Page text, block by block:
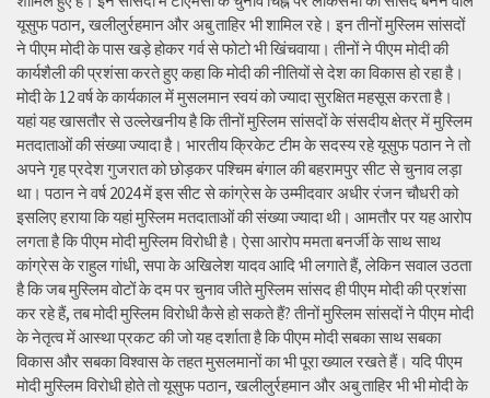
यूसुफ पठान, खलीलुर्रहमान और अबु ताहिर भी शामिल रहे। इन तीनों मुस्लिम सांसदों
ने पीएम मोदी के पास खड़े होकर गर्व से फोटो भी खिंचवाया। तीनों ने पीएम मोदी की
कार्यशैली की प्रशंसा करते हुए कहा कि मोदी की नीतियों से देश का विकास हो रहा है।
मोदी के 12 वर्ष के कार्यकाल में मुसलमान स्वयं को ज्यादा सुरक्षित महसूस करता है।
यहां यह खासतौर से उल्लेखनीय है कि तीनों मुस्लिम सांसदों के संसदीय क्षेत्र में मुस्लिम
मतदाताओं की संख्या ज्यादा है। भारतीय क्रिकेट टीम के सदस्य रहे यूसुफ पठान ने तो
अपने गृह प्रदेश गुजरात को छोड़कर पश्चिम बंगाल की बहरामपुर सीट से चुनाव लड़ा
था। पठान ने वर्ष 2024 में इस सीट से कांग्रेस के उम्मीदवार अधीर रंजन चौधरी को
इसलिए हराया कि यहां मुस्लिम मतदाताओं की संख्या ज्यादा थी। आमतौर पर यह आरोप
लगता है कि पीएम मोदी मुस्लिम विरोधी है। ऐसा आरोप ममता बनर्जी के साथ साथ
कांग्रेस के राहुल गांधी, सपा के अखिलेश यादव आदि भी लगाते हैं, लेकिन सवाल उठता
है कि जब मुस्लिम वोटों के दम पर चुनाव जीते मुस्लिम सांसद ही पीएम मोदी की प्रशंसा
कर रहे हैं, तब मोदी मुस्लिम विरोधी कैसे हो सकते हैं? तीनों मुस्लिम सांसदों ने पीएम मोदी
के नेतृत्व में आस्था प्रकट की जो यह दर्शाता है कि पीएम मोदी सबका साथ सबका
विकास और सबका विश्वास के तहत मुसलमानों का भी पूरा ख्याल रखते हैं। यदि पीएम
मोदी मुस्लिम विरोधी होते तो यूसुफ पठान, खलीलुर्रहमान और अबु ताहिर भी भी मोदी के